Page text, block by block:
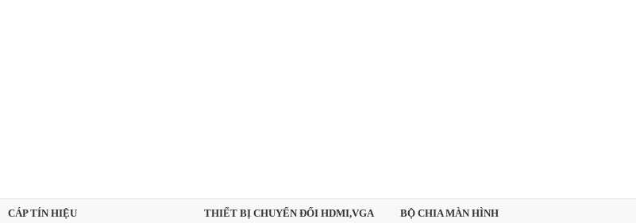
CÁP TÍN HIỆU
THIẾT BỊ CHUYỂN ĐỔI HDMI,VGA
BỘ CHIA MÀN HÌNH